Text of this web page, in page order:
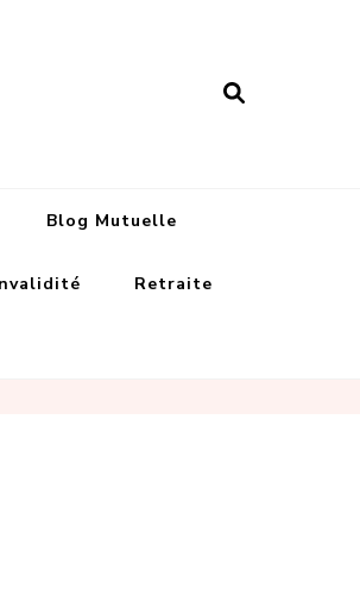
Blog Mutuelle
Retraite